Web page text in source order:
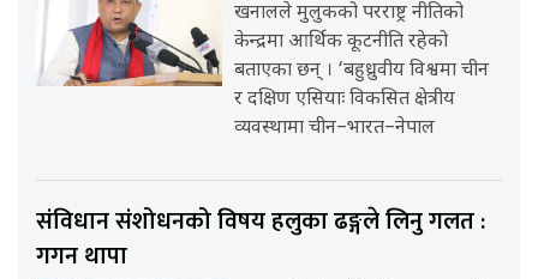
खनालले मुलुकको परराष्ट्र नीतिको
केन्द्रमा आर्थिक कूटनीति रहेको
बताएका छन् । ‘बहुध्रुवीय विश्वमा चीन
र दक्षिण एसियाः विकसित क्षेत्रीय
व्यवस्थामा चीन–भारत–नेपाल
संविधान संशोधनको विषय हलुका ढङ्गले लिनु गलत :
गगन थापा